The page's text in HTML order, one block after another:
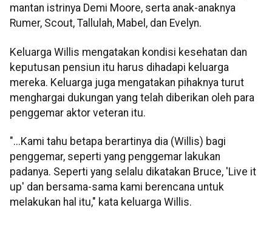
mantan istrinya Demi Moore, serta anak-anaknya
Rumer, Scout, Tallulah, Mabel, dan Evelyn.
Keluarga Willis mengatakan kondisi kesehatan dan
keputusan pensiun itu harus dihadapi keluarga
mereka. Keluarga juga mengatakan pihaknya turut
menghargai dukungan yang telah diberikan oleh para
penggemar aktor veteran itu.
"...Kami tahu betapa berartinya dia (Willis) bagi
penggemar, seperti yang penggemar lakukan
padanya. Seperti yang selalu dikatakan Bruce, 'Live it
up' dan bersama-sama kami berencana untuk
melakukan hal itu," kata keluarga Willis.